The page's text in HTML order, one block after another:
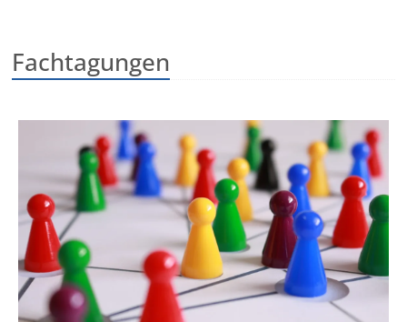
Fachtagungen